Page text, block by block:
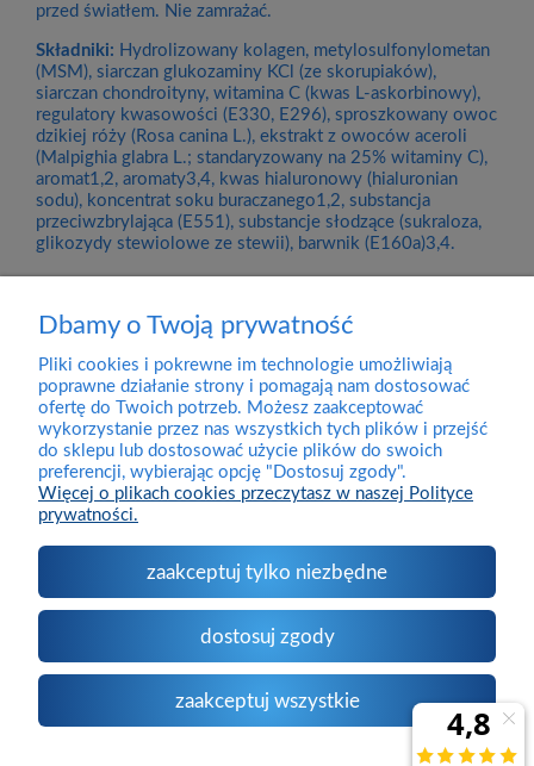
przed światłem. Nie zamrażać.
Składniki: Hydrolizowany kolagen, metylosulfonylometan
(MSM), siarczan glukozaminy KCl (ze skorupiaków),
siarczan chondroityny, witamina C (kwas L-askorbinowy),
regulatory kwasowości (E330, E296), sproszkowany owoc
dzikiej róży (Rosa canina L.), ekstrakt z owoców aceroli
(Malpighia glabra L.; standaryzowany na 25% witaminy C),
aromat1,2, aromaty3,4, kwas hialuronowy (hialuronian
sodu), koncentrat soku buraczanego1,2, substancja
przeciwzbrylająca (E551), substancje słodzące (sukraloza,
glikozydy stewiolowe ze stewii), barwnik (E160a)3,4.
Dostawa
Pomoc
O firmie
Kontakt
Dbamy o Twoją prywatność
Pliki cookies i pokrewne im technologie umożliwiają
poprawne działanie strony i pomagają nam dostosować
ofertę do Twoich potrzeb. Możesz zaakceptować
wykorzystanie przez nas wszystkich tych plików i przejść
do sklepu lub dostosować użycie plików do swoich
preferencji, wybierając opcję "Dostosuj zgody".
Więcej o plikach cookies przeczytasz w naszej Polityce
prywatności.
zaakceptuj tylko niezbędne
dostosuj zgody
zaakceptuj wszystkie